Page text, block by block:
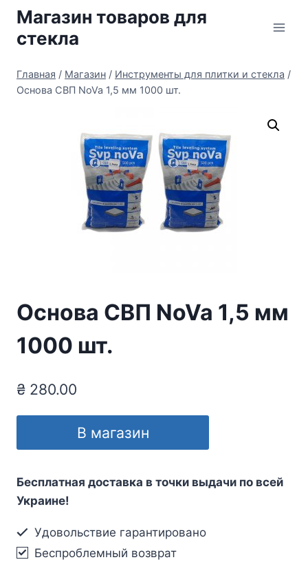
Перейти
содержимому
Магазин товаров для
стекла
Главная / Магазин / Инструменты для плитки и стекла /
Основа СВП NoVa 1,5 мм 1000 шт.
Основа СВП NoVa 1,5 мм
1000 шт.
₴ 280.00
В магазин
Бесплатная доставка в точки выдачи по всей
Украине!
Удовольствие гарантировано
Беспроблемный возврат